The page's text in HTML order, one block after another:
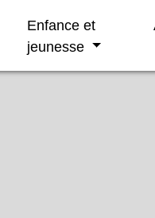
Enfance et
jeunesse